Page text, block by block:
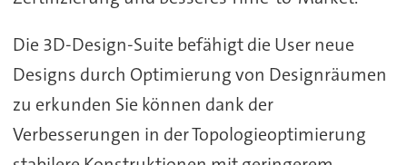
Die 3D-Design-Suite befähigt die User neue
Designs durch Optimierung von Designräumen
zu erkunden Sie können dank der
Verbesserungen in der Topologieoptimierung